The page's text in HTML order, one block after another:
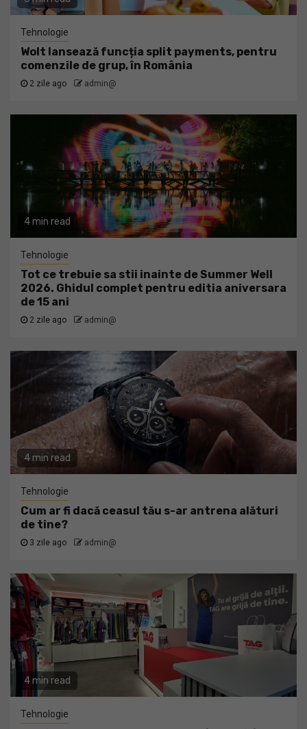
Tehnologie
Wolt lansează funcția split payments, pentru
comenzile de grup, în România
2 zile ago admin@
4 min read
Tehnologie
Tot ce trebuie sa stii inainte de Summer Well
2026. Ghidul complet pentru editia aniversara
de 15 ani
2 zile ago admin@
4 min read
Tehnologie
Cum ar fi dacă ceasul tău s-ar antrena alături
de tine?
3 zile ago admin@
4 min read
Tehnologie